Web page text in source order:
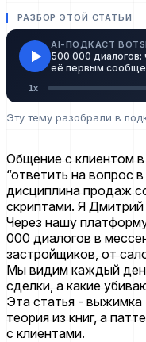
РАЗБОР ЭТОЙ СТАТЬИ
AI-ПОДКАСТ
500 000 диалогов:
её первым
1x
Эту тему разобрали в
Общение с клиентом
“ответить на вопрос
дисциплина продаж
скриптами. Я Дмитрий
Через нашу
000 диалогов в
застройщиков, от
Мы видим каждый
сделки, а какие
Эта статья - выжимка
теория из книг, а
с клиентами.